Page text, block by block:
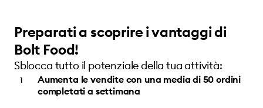
Preparati a scoprire i vantaggi di
Bolt Food!
Sblocca tutto il potenziale della tua attività:
Aumenta le vendite con una media di 50 ordini
completati a settimana